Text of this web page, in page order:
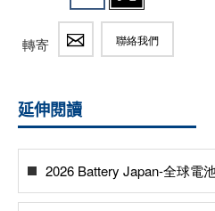
轉寄 聯絡我們
延伸閱讀
2026 Battery Japan-全球電